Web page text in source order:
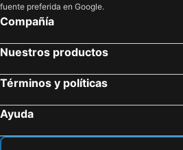
fuente preferida en Google.
Compañía
Nuestros productos
Términos y políticas
Ayuda